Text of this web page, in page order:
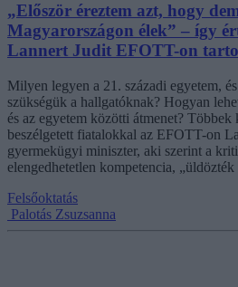
„Először éreztem azt, hogy
Magyarországon élek” – így
Lannert Judit EFOTT-on
Milyen legyen a 21. századi egyetem,
szükségük a hallgatóknak? Hogyan
és az egyetem közötti átmenet?
beszélgetett fiatalokkal az EFOTT-on
gyermekügyi miniszter, aki szerint a
elengedhetetlen kompetencia,
Felsőoktatás
Palotás Zsuzsanna